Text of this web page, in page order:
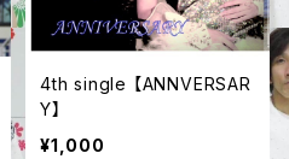
4th single 【ANNVERSAR
Y】
¥1,000